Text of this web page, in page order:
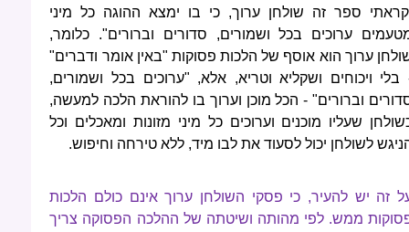
ספר זה שולחן ערוך, כי בו ימצא ההוגה כל מיני
ערוכים בכל ושמורים, סדורים וברורים". כלומר,
ערוך הוא אוסף של הלכות פסוקות "באין אומר ודברים"
בלי ויכוחים ושקליא וטריא, אלא, "ערוכים בכל ושמורים,
וברורים" - הכל מוכן וערוך בו להוראת הלכה למעשה,
שעליו מוכנים וערוכים כל מיני מזונות ומאכלים וכל
לשולחן יכול לסעוד את לבו מיד, ללא טירחה וחיפוש.
זה יש להעיר, כי פסקי השולחן ערוך אינם כולם הלכות
ממש. לפי מהותה ושיטתה של ההלכה הפסוקה צריך